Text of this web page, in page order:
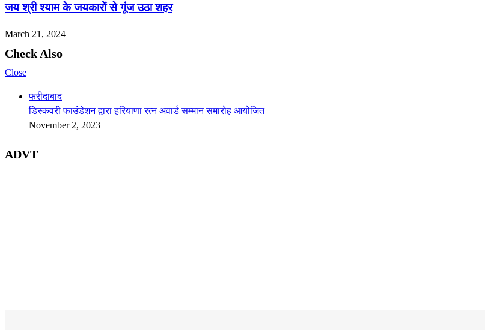
जय श्री श्याम के जयकारों से गूंज उठा शहर
March 21, 2024
Check Also
Close
फरीदाबाद
डिस्कवरी फाउंडेशन द्वारा हरियाणा रत्न अवार्ड सम्मान समारोह आयोजित
November 2, 2023
ADVT